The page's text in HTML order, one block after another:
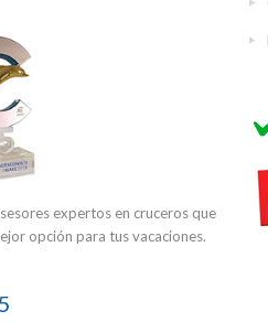
expertos en cruceros que
opción para tus vacaciones.